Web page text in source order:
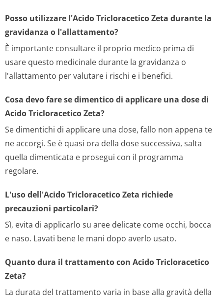
Posso utilizzare l'Acido Tricloracetico Zeta durante la
gravidanza o l'allattamento?
È importante consultare il proprio medico prima di
usare questo medicinale durante la gravidanza o
l'allattamento per valutare i rischi e i benefici.
Cosa devo fare se dimentico di applicare una dose di
Acido Tricloracetico Zeta?
Se dimentichi di applicare una dose, fallo non appena te
ne accorgi. Se è quasi ora della dose successiva, salta
quella dimenticata e prosegui con il programma
regolare.
L'uso dell'Acido Tricloracetico Zeta richiede
precauzioni particolari?
Sì, evita di applicarlo su aree delicate come occhi, bocca
e naso. Lavati bene le mani dopo averlo usato.
Quanto dura il trattamento con Acido Tricloracetico
Zeta?
La durata del trattamento varia in base alla gravità della